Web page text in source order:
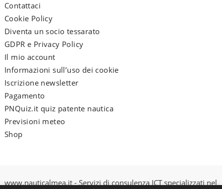
Contattaci
Cookie Policy
Diventa un socio tessarato
GDPR e Privacy Policy
Il mio account
Informazioni sull’uso dei cookie
Iscrizione newsletter
Pagamento
PNQuiz.it quiz patente nautica
Previsioni meteo
Shop
www.nauticalmea.it - Servizi di consulenza ICT specializzati nel